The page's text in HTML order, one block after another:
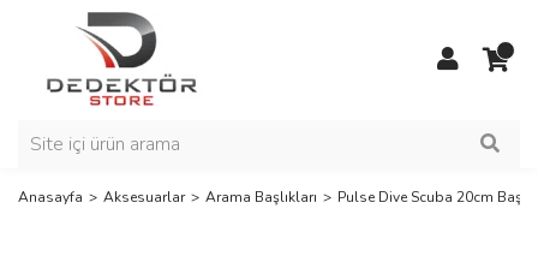
Anasayfa Aksesuarlar Arama Başlıkları Pulse Dive Scuba 20cm Başlık